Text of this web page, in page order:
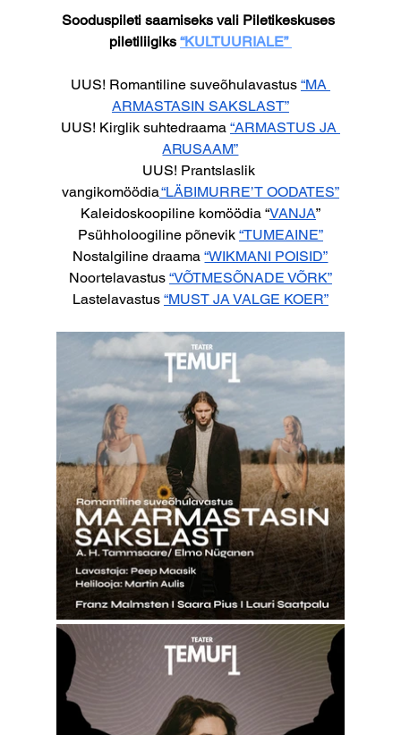
Sooduspileti saamiseks vali Piletikeskuses
piletiliigiks “KULTUURIALE”
UUS! Romantiline suveõhulavastus “MA
ARMASTASIN SAKSLAST”
UUS! Kirglik suhtedraama “ARMASTUS JA
ARUSAAM”
UUS! Prantslaslik
vangikomöödia “LÄBIMURRE’T OODATES”
Kaleidoskoopiline komöödia “VANJA”
Psühholoogiline põnevik “TUMEAINE”
Nostalgiline draama “WIKMANI POISID”
Noortelavastus “VÕTMESÕNADE VÕRK”
Lastelavastus “MUST JA VALGE KOER”